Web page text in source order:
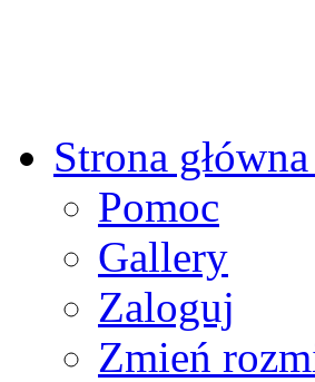
Strona
Pomoc
Gallery
Zaloguj
Zmień